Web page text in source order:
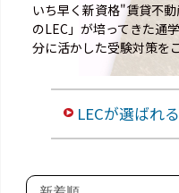
いち早く新資格"賃貸不
のLEC」が培ってきた通
分に活かした受験対策を
LECが選ばれ